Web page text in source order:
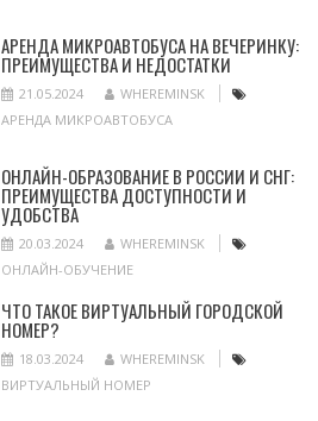
АРЕНДА МИКРОАВТОБУСА НА ВЕЧЕРИНКУ:
ПРЕИМУЩЕСТВА И НЕДОСТАТКИ
21.05.2024
WHEREMINSK
АРЕНДА МИКРОАВТОБУСА
ОНЛАЙН-ОБРАЗОВАНИЕ В РОССИИ И СНГ:
ПРЕИМУЩЕСТВА ДОСТУПНОСТИ И
УДОБСТВА
20.03.2024
WHEREMINSK
ОНЛАЙН-ОБУЧЕНИЕ
ЧТО ТАКОЕ ВИРТУАЛЬНЫЙ ГОРОДСКОЙ
НОМЕР?
18.03.2024
WHEREMINSK
ВИРТУАЛЬНЫЙ НОМЕР